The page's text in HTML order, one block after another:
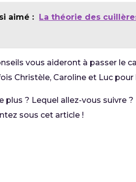
aimé :
La théorie des
vous aideront à passer le
Christèle, Caroline et Luc
plus ? Lequel allez-vous suivre
sous cet article !